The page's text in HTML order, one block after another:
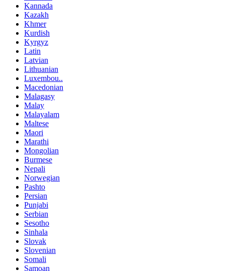
Kannada
Kazakh
Khmer
Kurdish
Kyrgyz
Latin
Latvian
Lithuanian
Luxembou..
Macedonian
Malagasy
Malay
Malayalam
Maltese
Maori
Marathi
Mongolian
Burmese
Nepali
Norwegian
Pashto
Persian
Punjabi
Serbian
Sesotho
Sinhala
Slovak
Slovenian
Somali
Samoan